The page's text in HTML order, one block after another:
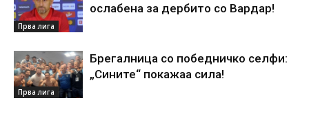
Прва лига
ослабена за дербито со Вардар!
Прва лига
Брегалница со победничко селфи:
„Сините“ покажаа сила!